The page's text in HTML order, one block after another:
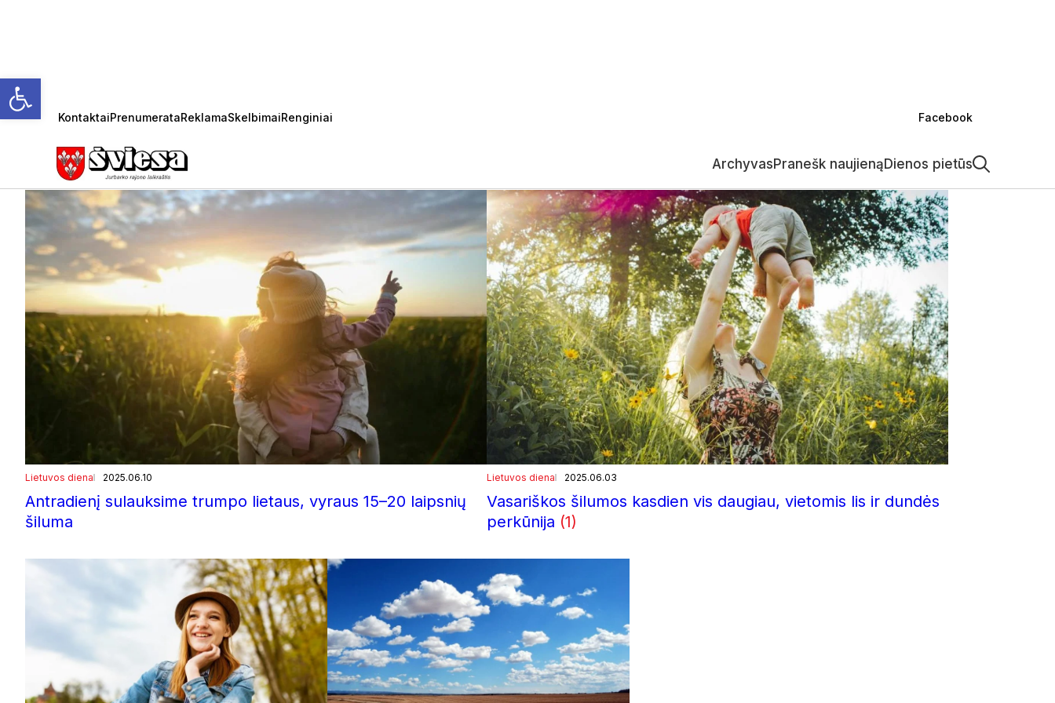
Open toolbar
KontaktaiPrenumerataReklamaSkelbimaiRenginiai Facebook
ArchyvasPranešk naujienąDienos pietūs
vasara
Lietuvos diena 2025.06.10
Antradienį sulauksime trumpo lietaus, vyraus 15–20 laipsnių
šiluma
Lietuvos diena 2025.06.03
Vasariškos šilumos kasdien vis daugiau, vietomis lis ir dundės
perkūnija (1)